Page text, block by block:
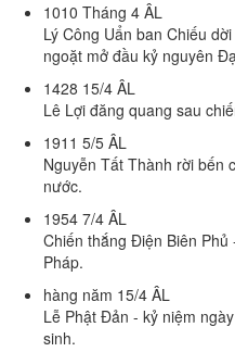
1010 Tháng 4 ÂL
Lý Công Uẩn ban Chiếu
ngoặt mở đầu kỷ nguyên
1428 15/4 ÂL
Lê Lợi đăng quang sau
1911 5/5 ÂL
Nguyễn Tất Thành rời bến
nước.
1954 7/4 ÂL
Chiến thắng Điện Biên
Pháp.
hàng năm 15/4 ÂL
Lễ Phật Đản - kỷ niệm
sinh.